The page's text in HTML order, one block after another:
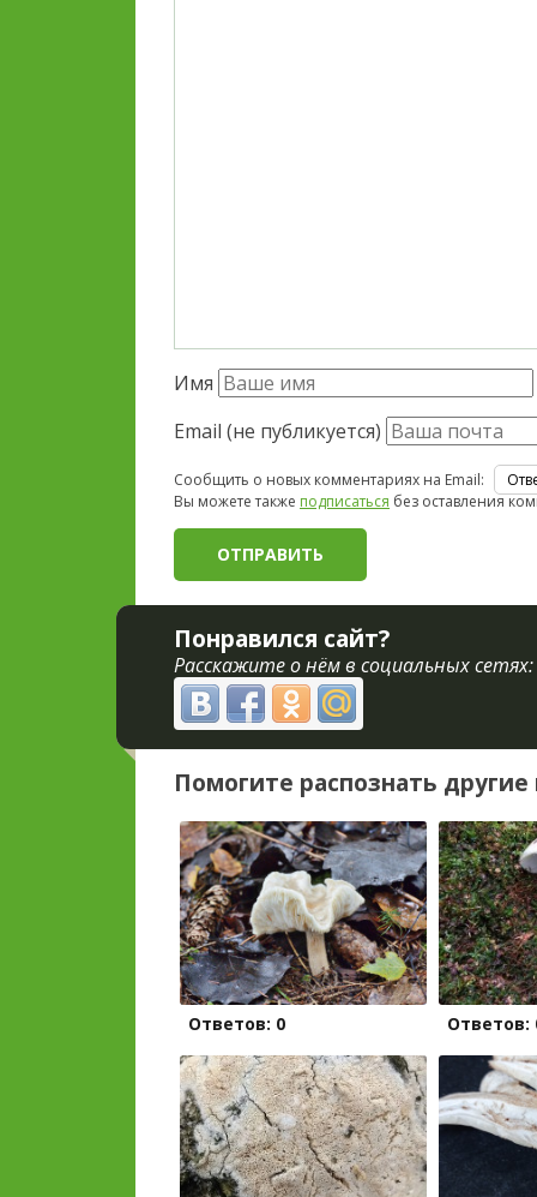
Имя
Email (не публикуется)
Сообщить о новых комментариях на Email:
Вы можете также подписаться без оставления
Понравился сайт?
Расскажите о нём в социальных сетях:
Помогите распознать другие
Ответов: 0 Ответов: